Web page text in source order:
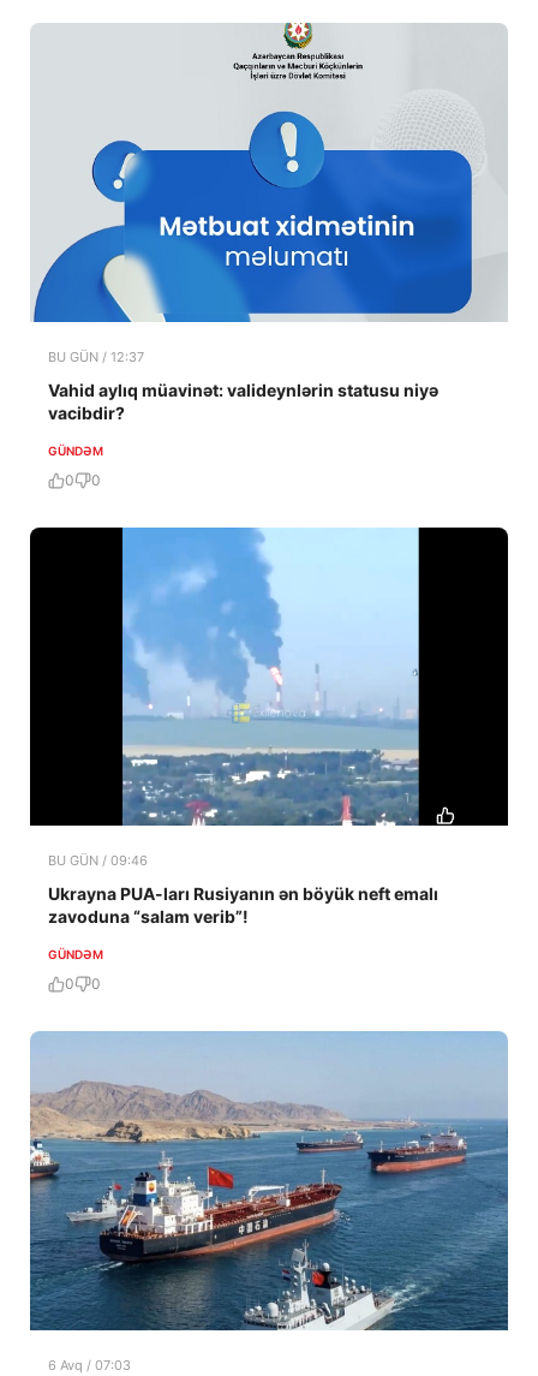
BU GÜN / 12:37
Vahid aylıq müavinət: valideynlərin statusu niyə
vacibdir?
GÜNDƏM
0 0
BU GÜN / 09:46
Ukrayna PUA-ları Rusiyanın ən böyük neft emalı
zavoduna “salam verib”!
GÜNDƏM
0 0
6 Avq / 07:03